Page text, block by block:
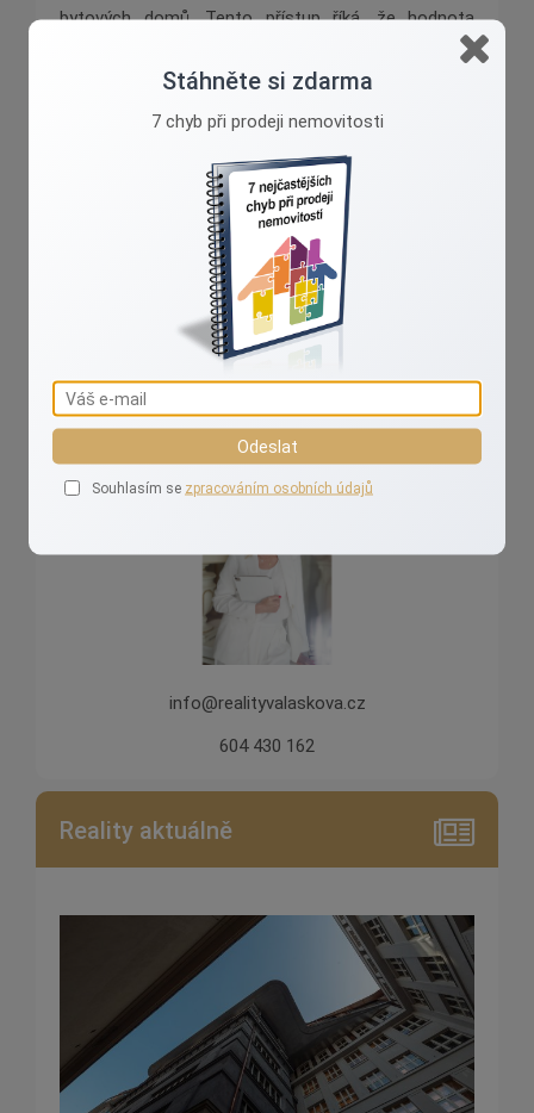
bytových domů. Tento přístup říká, že hodnota
nemovitosti se určuje tak, že se vezme tzv. čistý
provozní příjem nemovitosti a vydělí se maximální
sazbou. Je samozřejmě velmi důležité počítat se
provádět odborník, který dobře zná místní trh s
Realizuji vaše sny o domově!
info@realityvalaskova.cz
604 430 162
Reality aktuálně
Stáhněte si zdarma
7 chyb při prodeji nemovitosti
Odeslat
Souhlasím se zpracováním osobních údajů